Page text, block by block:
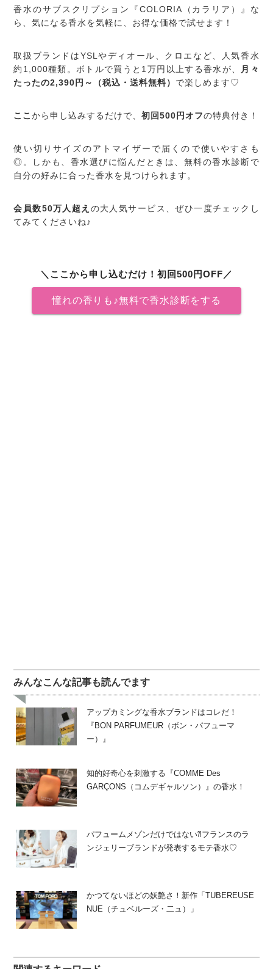
香水のサブスクリプション『COLORIA（カラリア）』な
ら、気になる香水を気軽に、お得な価格で試せます！
取扱ブランドはYSLやディオール、クロエなど、人気香水
約1,000種類。ボトルで買うと1万円以上する香水が、
月々
たったの2,390円～（税込・送料無料） で楽しめます♡
ここから申し込みするだけで、初回500円オフの特典付き！
使い切りサイズのアトマイザーで届くので使いやすさも
◎。しかも、香水選びに悩んだときは、無料の香水診断で
自分の好みに合った香水を見つけられます。
会員数50万人超え の大人気サービス、ぜひ一度チェックし
てみてくださいね♪
＼ここから申し込むだけ！初回500円OFF／
憧れの香りも♪無料で香水診断をする
みんなこんな記事も読んでます
アップカミングな香水ブランドはコレだ！
『BON PARFUMEUR（ボン・パフューマ
ー）』
知的好奇心を刺激する『COMME Des
GARÇONS（コムデギャルソン）』の香水！
パフュームメゾンだけではない⁈フランスのラ
ンジェリーブランドが発表するモテ香水♡
かつてないほどの妖艶さ！新作「TUBEREUSE
NUE（チュベルーズ・二ュ）」